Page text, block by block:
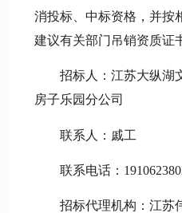
消投标、中标资格，并按
建议有关部门吊销资质证
招标人：江苏大纵湖
房子乐园分公司
联系人： 戚工
联系电话 ：
招标代理机构：江苏